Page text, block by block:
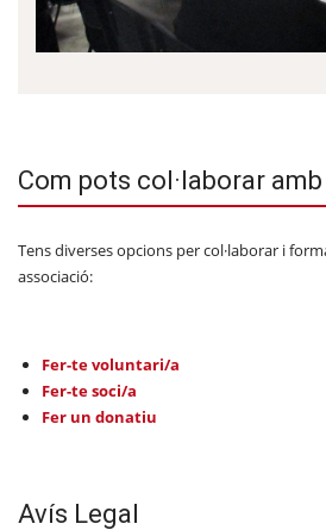
Com pots col·laborar
Tens diverses opcions per col·laborar i
associació:
Fer-te voluntari/a
Fer-te soci/a
Fer un donatiu
Avís Legal